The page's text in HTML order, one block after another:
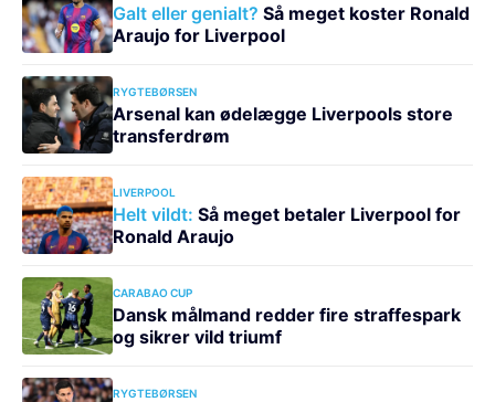
Galt eller genialt? Så meget koster Ronald
Araujo for Liverpool
RYGTEBØRSEN
Arsenal kan ødelægge Liverpools store
transferdrøm
LIVERPOOL
Helt vildt: Så meget betaler Liverpool for
Ronald Araujo
CARABAO CUP
Dansk målmand redder fire straffespark
og sikrer vild triumf
RYGTEBØRSEN